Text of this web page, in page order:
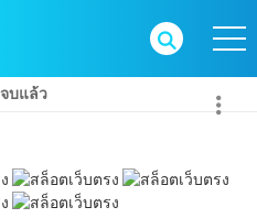
จบแล้ว